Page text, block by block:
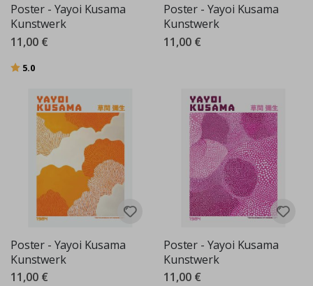
Poster - Yayoi Kusama
Kunstwerk
11,00 €
Bewertung:
5.0
Poster - Yayoi Kusama
Kunstwerk
11,00 €
Poster - Yayoi Kusama
Kunstwerk
11,00 €
Poster - Yayoi Kusama
Kunstwerk
11,00 €